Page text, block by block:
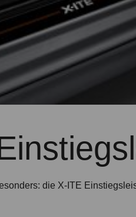
die X-ITE